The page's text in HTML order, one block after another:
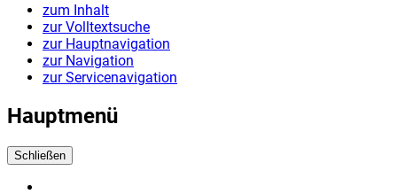
zum Inhalt
zur Volltextsuche
zur Hauptnavigation
zur Navigation
zur Servicenavigation
Hauptmenü
Schließen